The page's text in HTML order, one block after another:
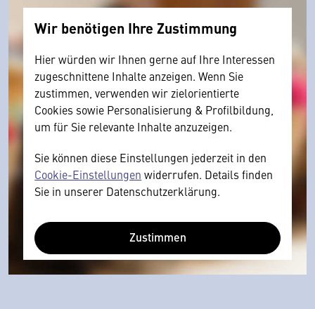
Wir benötigen Ihre Zustimmung
Hier würden wir Ihnen gerne auf Ihre Interessen
zugeschnittene Inhalte anzeigen. Wenn Sie
zustimmen, verwenden wir zielorientierte
Cookies sowie Personalisierung & Profilbildung,
um für Sie relevante Inhalte anzuzeigen.
Sie können diese Einstellungen jederzeit in den
Cookie-Einstellungen widerrufen. Details finden
Sie in unserer Datenschutzerklärung.
Zustimmen